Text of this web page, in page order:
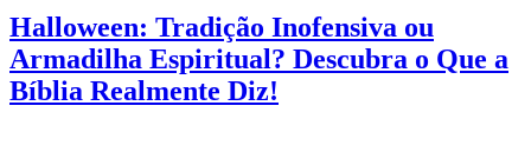
Halloween: Tradição Inofensiva ou
Armadilha Espiritual? Descubra o Que a
Bíblia Realmente Diz!